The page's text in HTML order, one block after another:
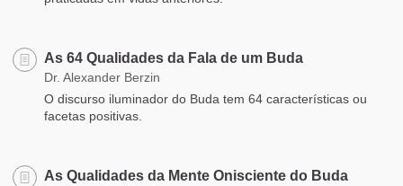
As 64 Qualidades da Fala de um Buda
Dr. Alexander Berzin
O discurso iluminador do Buda tem 64 características ou
facetas positivas.
As Qualidades da Mente Onisciente do Buda